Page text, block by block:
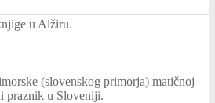
u Alžiru.
(slovenskog primorja) matičnoj
praznik u Sloveniji.